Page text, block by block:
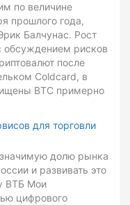
по величине
прошлого года,
Балчунас. Рост
обсуждением рисков
после
Coldcard, в
BTC примерно
для торговли
долю рынка
и развивать это
ВТБ Мои
цифрового